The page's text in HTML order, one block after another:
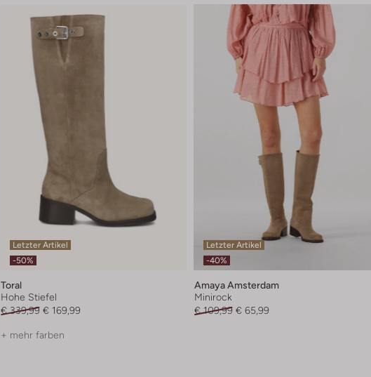
Letzter Artikel
-50%
Toral
Hohe Stiefel
€ 339,99 € 169,99
+ mehr farben
Letzter Artikel
-40%
Amaya Amsterdam
Minirock
€ 109,99 € 65,99